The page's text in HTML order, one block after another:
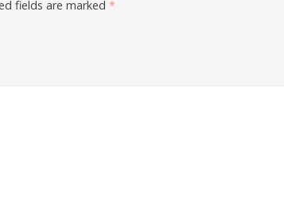
fields are marked *